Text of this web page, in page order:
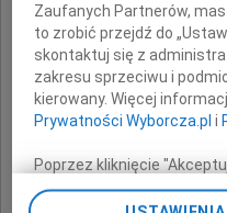
Zaufanych Partnerów,
to zrobić przejdź do
skontaktuj się z
zakresu sprzeciwu i
kierowany. Więcej
Prywatności Wyborcza.pl i
Poprzez kliknięcie
zainstalowanie i
Wyborczej sp. z o. o. jej